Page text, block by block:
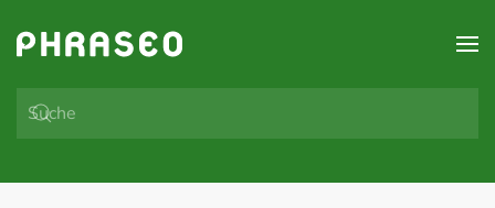
Zum Hauptinhalt springen